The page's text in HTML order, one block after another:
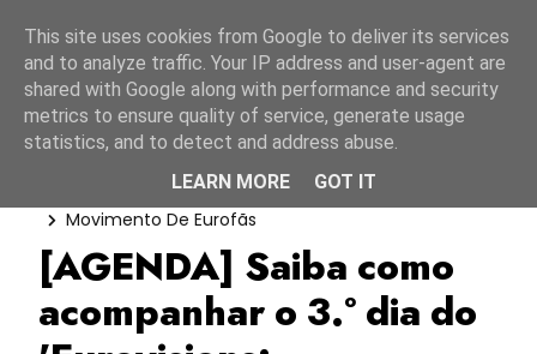
Eurovisions: International Conference
Movimento De Eurofãs
[AGENDA] Saiba como
acompanhar o 3.º dia do
This site uses cookies from Google to deliver its services
and to analyze traffic. Your IP address and user-agent are
shared with Google along with performance and security
metrics to ensure quality of service, generate usage
statistics, and to detect and address abuse.
LEARN MORE
GOT IT